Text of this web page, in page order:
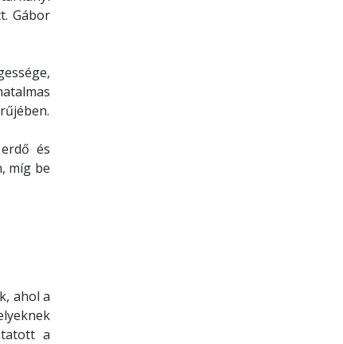
Gábor
és
míg be
ahol a
a